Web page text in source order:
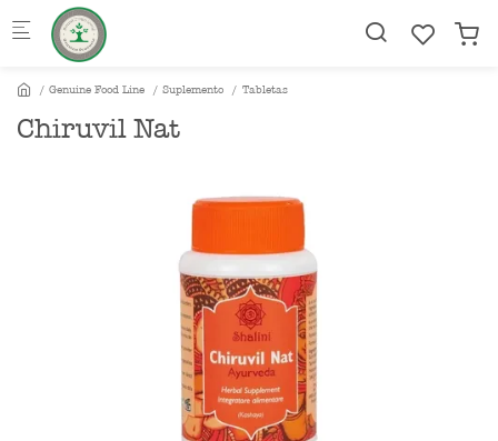
Skip to main content
Genuine Food Line Suplemento Tabletas
Chiruvil Nat